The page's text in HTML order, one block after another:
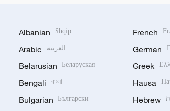
Albanian Shqip
Arabic العربية
Belarusian Беларуская
Bengali বাংলা
Bulgarian Български
French
German
Greek
Hausa
Hebrew